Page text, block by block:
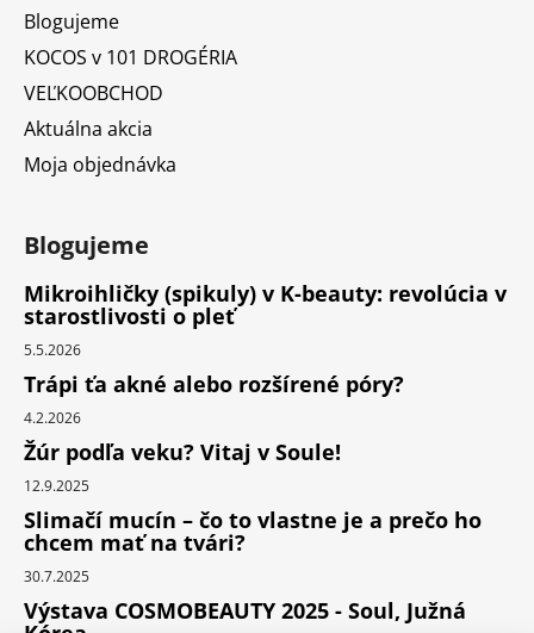
Blogujeme
KOCOS v 101 DROGÉRIA
VEĽKOOBCHOD
Aktuálna akcia
Moja objednávka
Blogujeme
Mikroihličky (spikuly) v K-beauty: revolúcia v
starostlivosti o pleť
5.5.2026
Trápi ťa akné alebo rozšírené póry?
4.2.2026
Žúr podľa veku? Vitaj v Soule!
12.9.2025
Slimačí mucín – čo to vlastne je a prečo ho
chcem mať na tvári?
30.7.2025
Výstava COSMOBEAUTY 2025 - Soul, Južná